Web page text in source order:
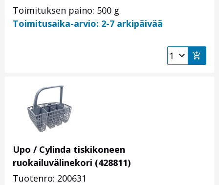
Toimituksen paino: 500 g
Toimitusaika-arvio: 2-7 arkipäivää
Upo / Cylinda tiskikoneen
ruokailuvälinekori (428811)
Tuotenro: 200631